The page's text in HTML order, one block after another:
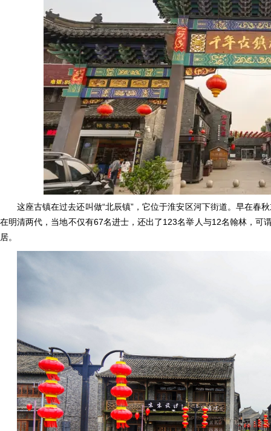
这座古镇在过去还叫做“北辰镇”，它位于淮安区河下街道。早在春
在明清两代，当地不仅有67名进士，还出了123名举人与12名翰林，可
居。